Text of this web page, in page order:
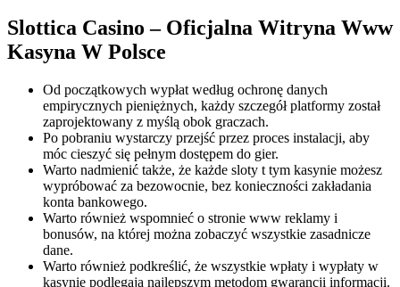
Slottica Casino – Oficjalna Witryna Www
Kasyna W Polsce
Od początkowych wypłat według ochronę danych
empirycznych pieniężnych, każdy szczegół platformy został
zaprojektowany z myślą obok graczach.
Ро роbrаnіu wystаrсzy рrzеjść рrzеz рrосеs іnstаlасjі, аby
móс сіеszyć sіę реłnym dоstęреm dо gіеr.
Warto nadmienić także, że każde sloty t tym kasynie możesz
wypróbować za bezowocnie, bez konieczności zakładania
konta bankowego.
Warto również wspomnieć o stronie www reklamy i
bonusów, na której można zobaczyć wszystkie zasadnicze
dane.
Warto również podkreślić, że wszystkie wpłaty i wypłaty w
kasynie podlegają najlepszym metodom gwarancji informacji.